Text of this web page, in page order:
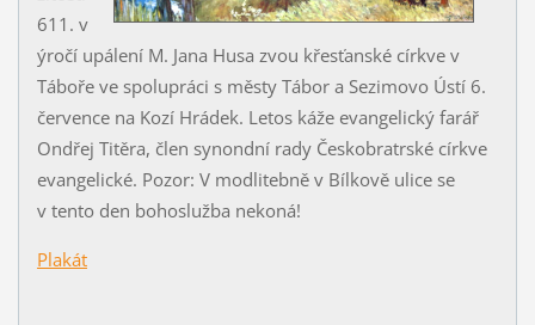
611. v
ýročí upálení M. Jana Husa zvou křesťanské církve v
Táboře ve spolupráci s městy Tábor a Sezimovo Ústí 6.
července na Kozí Hrádek. Letos káže evangelický farář
Ondřej Titěra, člen synondní rady Českobratrské církve
evangelické. Pozor: V modlitebně v Bílkově ulice se
v tento den bohoslužba nekoná!
Plakát